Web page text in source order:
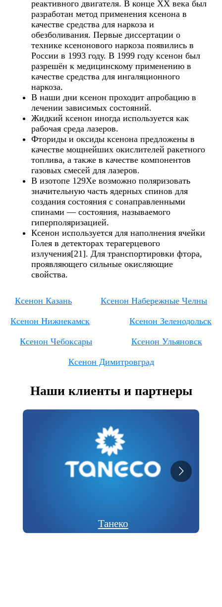
реактивного двигателя. В конце XX века был
разработан метод применения ксенона в
качестве средства для наркоза и
обезболивания. Первые диссертации о
технике ксенонового наркоза появились в
России в 1993 году. В 1999 году ксенон был
разрешён к медицинскому применению в
качестве средства для ингаляционного
наркоза.
В наши дни ксенон проходит апробацию в
лечении зависимых состояний.
Жидкий ксенон иногда используется как
рабочая среда лазеров.
Фториды и оксиды ксенона предложены в
качестве мощнейших окислителей ракетного
топлива, а также в качестве компонентов
газовых смесей для лазеров.
В изотопе 129Xe возможно поляризовать
значительную часть ядерных спинов для
создания состояния с сонаправленными
спинами — состояния, называемого
гиперполяризацией.
Ксенон используется для наполнения ячейки
Голея в детекторах терагерцевого
излучения[21]. Для транспортировки фтора,
проявляющего сильные окисляющие
свойства.
Ксенон Казань Ксенон Набережные Челны
Ксенон Нижнекамск Ксенон Зеленодольск
Ксенон Чебоксары Ксенон Ульяновск
Ксенон Димитровград
Наши клиенты и партнеры
Танеко